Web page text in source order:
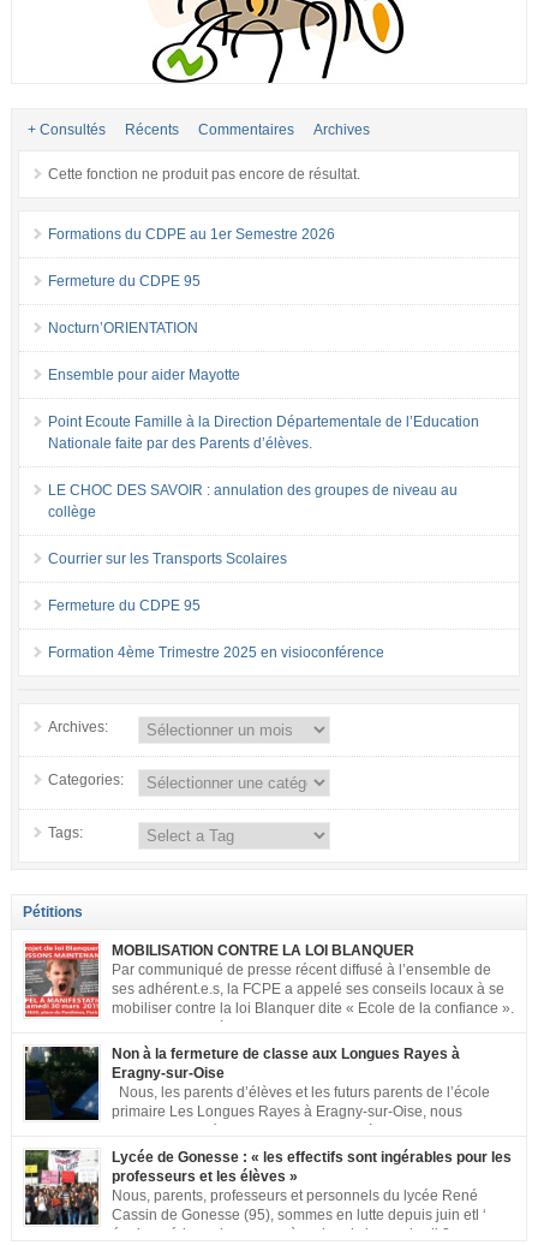
+ Consultés Récents Commentaires Archives
Cette fonction ne produit pas encore de résultat.
Formations du CDPE au 1er Semestre 2026
Fermeture du CDPE 95
Nocturn’ORIENTATION
Ensemble pour aider Mayotte
Point Ecoute Famille à la Direction Départementale de l’Education
Nationale faite par des Parents d’élèves.
LE CHOC DES SAVOIR : annulation des groupes de niveau au
collège
Courrier sur les Transports Scolaires
Fermeture du CDPE 95
Formation 4ème Trimestre 2025 en visioconférence
Archives:
Categories:
Tags:
Pétitions
MOBILISATION CONTRE LA LOI BLANQUER
Par communiqué de presse récent diffusé à l’ensemble de
ses adhérent.e.s, la FCPE a appelé ses conseils locaux à se
mobiliser contre la loi Blanquer dite « Ecole de la confiance ».
met à votre disposition ce kit de mobilisation comprenant : 1 affiche
appelant […]
Non à la fermeture de classe aux Longues Rayes à
Eragny-sur-Oise
Nous, les parents d’élèves et les futurs parents de l’école
primaire Les Longues Rayes à Eragny-sur-Oise, nous
classe aux Longues Rayes ». Non à la dégradation continue des conditions
d’accueil et d’apprentissage de nos enfants à l’école primaire. Chaque
enfant a droit à […]
Lycée de Gonesse : « les effectifs sont ingérables pour les
professeurs et les élèves »
Nous, parents, professeurs et personnels du lycée René
Cassin de Gonesse (95), sommes en lutte depuis juin etl ‘
équipe pédagogique en grève depuis le vendredi 2